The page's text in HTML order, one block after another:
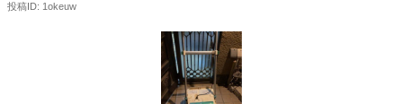
投稿ID: 1okeuw